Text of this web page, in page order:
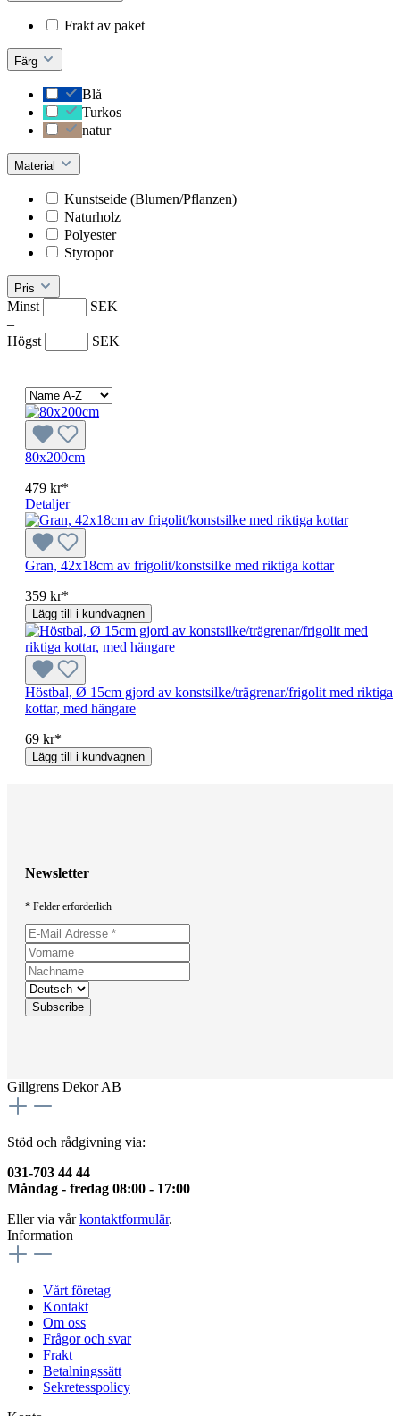
Frakt av paket
Färg
Blå
Turkos
natur
Material
Kunstseide (Blumen/Pflanzen)
Naturholz
Polyester
Styropor
Pris
Minst
SEK
–
Högst
SEK
80x200cm
479 kr*
Detaljer
Gran, 42x18cm av frigolit/konstsilke med riktiga kottar
359 kr*
Lägg till i kundvagnen
Höstbal, Ø 15cm gjord av konstsilke/trägrenar/frigolit med riktiga
kottar, med hängare
69 kr*
Lägg till i kundvagnen
Newsletter
* Felder erforderlich
Gillgrens Dekor AB
Stöd och rådgivning via:
031-703 44 44
Måndag - fredag 08:00 - 17:00
Eller via vårkontaktformulär.
Information
Vårt företag
Kontakt
Om oss
Frågor och svar
Frakt
Betalningssätt
Sekretesspolicy